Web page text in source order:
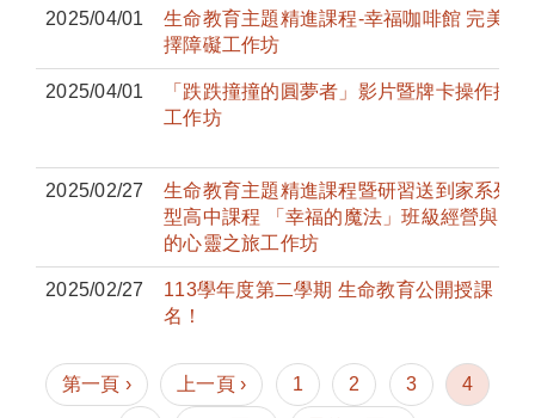
2025/04/01
生命教育主題精進課程-幸福咖啡館 完美主
擇障礙工作坊
2025/04/01
「跌跌撞撞的圓夢者」影片暨牌卡操作推
工作坊
2025/02/27
生命教育主題精進課程暨研習送到家系列
型高中課程 「幸福的魔法」班級經營與生
的心靈之旅工作坊
2025/02/27
113學年度第二學期 生命教育公開授課 開
名！
第一頁 › 上一頁 › 1 2 3 4